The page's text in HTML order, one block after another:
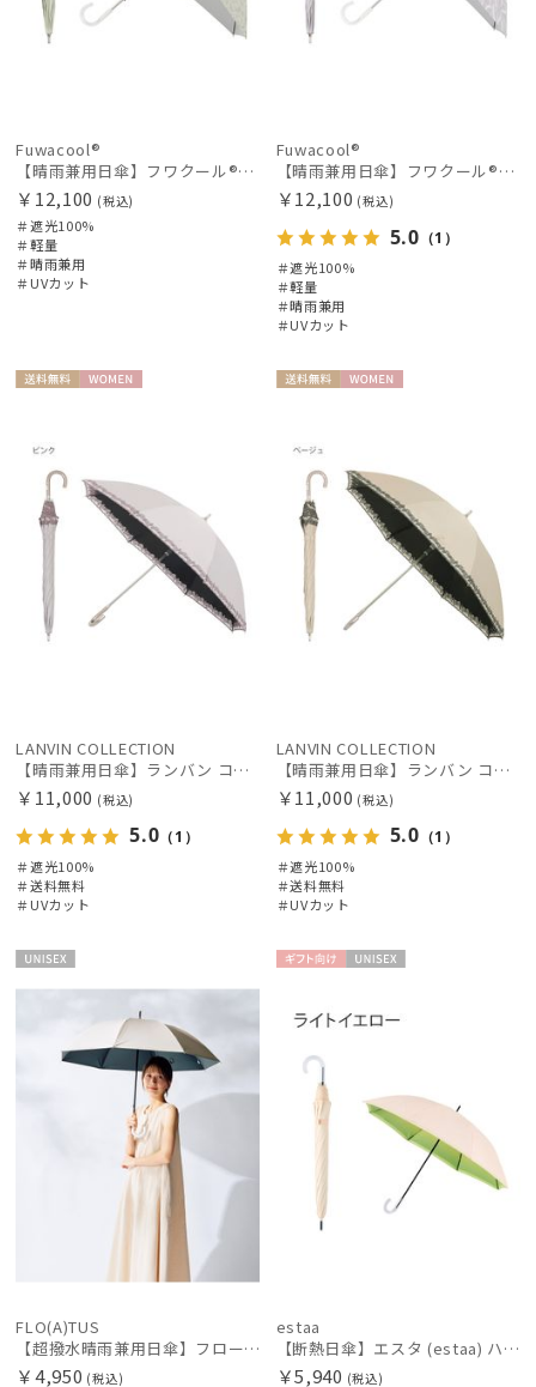
在庫表示
入荷状況
Fuwacool®
【晴雨兼用日傘】フワクール®ホワイト（Fuwacool® White）ボタニカルグリッター 遮光100 UV100
￥12,100 (税込)
＃遮光100%
＃軽量
＃晴雨兼用
＃UVカット
Fuwacool®
【晴雨兼用日傘】フワクール®ホワイト（Fuwacool® White）スパークルブラッシュ 遮光100 UV100
￥12,100 (税込)
5.0 （1）
＃遮光100%
＃軽量
＃晴雨兼用
＃UVカット
LANVIN COLLECTION
【晴雨兼用日傘】ランバン コレクション (LANVIN COLLECTION) オーガンジーカットワーク 遮光100 UV100
￥11,000 (税込)
5.0 （1）
＃遮光100%
＃送料無料
＃UVカット
LANVIN COLLECTION
【晴雨兼用日傘】ランバン コレクション (LANVIN COLLECTION) オーガンジーカットワーク 遮光100 UV100
￥11,000 (税込)
5.0 （1）
＃遮光100%
＃送料無料
＃UVカット
FLO(A)TUS
【超撥水晴雨兼用日傘】フロータス（FLO(A)TUS）プレーン 晴雨兼用 UV100 遮光100 耐風
￥4,950 (税込)
estaa
【断熱日傘】エスタ (estaa) ハニカム断熱パラソル グラデーション 晴雨兼用 遮光100 UV100
￥5,940 (税込)